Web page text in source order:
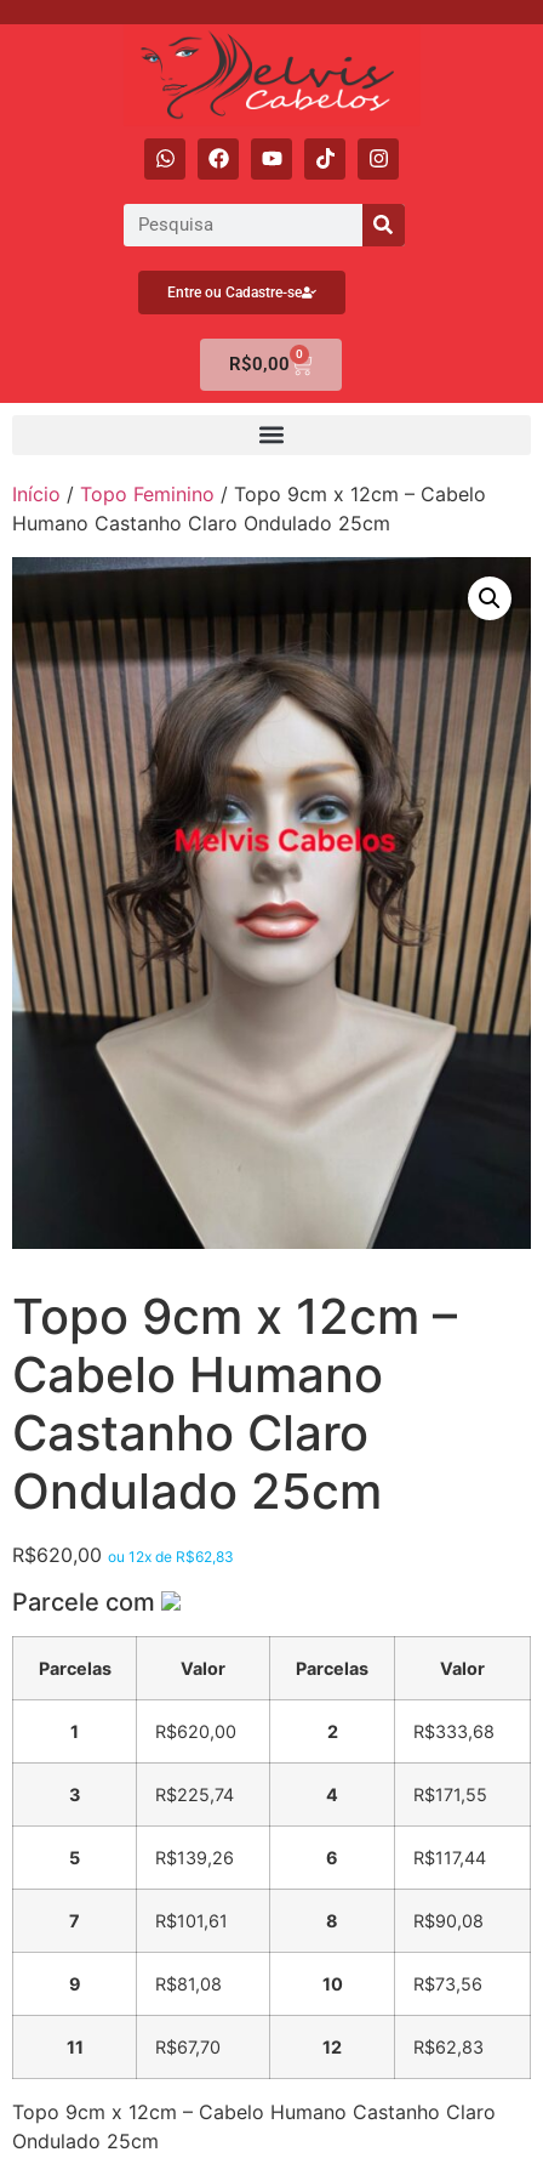
Entre ou Cadastre-se
R$0,00 0
Início / Topo Feminino / Topo 9cm x 12cm – Cabelo
Humano Castanho Claro Ondulado 25cm
Topo 9cm x 12cm –
Cabelo Humano
Castanho Claro
Ondulado 25cm
R$620,00 ou 12x de R$62,83
Parcele com
Parcelas Valor Parcelas Valor
1 R$620,00 2 R$333,68
3 R$225,74 4 R$171,55
5 R$139,26 6 R$117,44
7 R$101,61 8 R$90,08
9 R$81,08 10 R$73,56
11 R$67,70 12 R$62,83
Topo 9cm x 12cm – Cabelo Humano Castanho Claro
Ondulado 25cm